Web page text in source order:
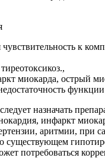
к
миокарда, острый
назначать
инфаркт
аритмии, при
существующем
потребоваться